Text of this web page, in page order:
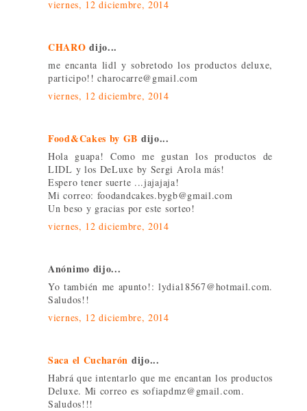
viernes, 12 diciembre, 2014
CHARO dijo...
me encanta lidl y sobretodo los productos deluxe,
participo!! charocarre@gmail.com
viernes, 12 diciembre, 2014
Food&Cakes by GB dijo...
Hola guapa! Como me gustan los productos de
LIDL y los DeLuxe by Sergi Arola más!
Espero tener suerte ...jajajaja!
Mi correo: foodandcakes.bygb@gmail.com
Un beso y gracias por este sorteo!
viernes, 12 diciembre, 2014
Anónimo dijo...
Yo también me apunto!: lydia18567@hotmail.com.
Saludos!!
viernes, 12 diciembre, 2014
Saca el Cucharón dijo...
Habrá que intentarlo que me encantan los productos
Deluxe. Mi correo es sofiapdmz@gmail.com.
Saludos!!!